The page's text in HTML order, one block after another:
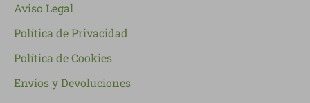
Aviso Legal
Política de Privacidad
Política de Cookies
Envíos y Devoluciones